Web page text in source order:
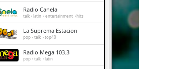
Radio Canela
talk latin entertainment hits
La Suprema Estacion
pop talk top40
Radio Mega 103.3
pop talk latin